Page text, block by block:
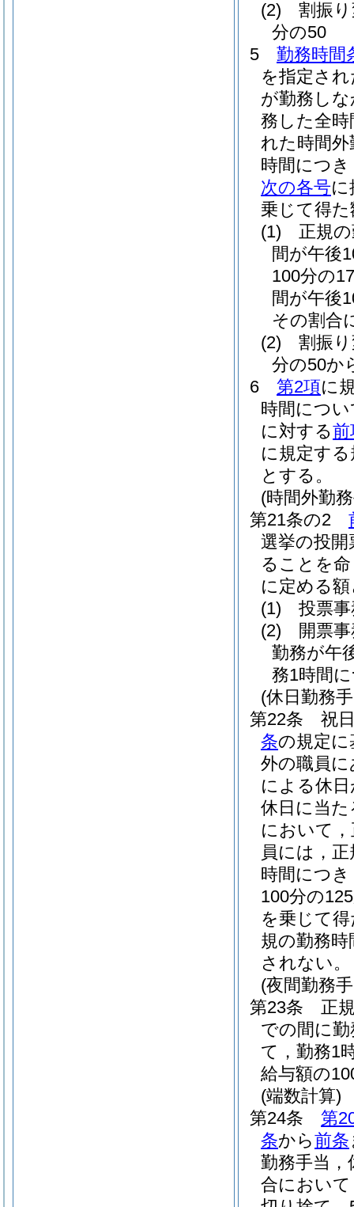
(2)
割振
分の50
5
勤務時間
を指定さ
が勤務し
務した全
れた時間
時間につき
次の各号に
乗じて得
(1)
正規
間が午後
100分の
間が午後
その割合
(2)
割振
分の50か
6
第2項に
時間につ
に対する前
に規定す
とする。
(時間外勤
第21条の2
選挙の投開
ることを
に定める
(1)
投票
(2)
開票
勤務が午
務1時間
(休日勤務
第22条
祝
条の規定
外の職員
による休
休日に当
において
員には，
時間につき
100分の
を乗じて
規の勤務
されない。
(夜間勤務
第23条
正
での間に
て，勤務1
給与額の
(端数計算)
第24条
第
条から前条
勤務手当，
合におい